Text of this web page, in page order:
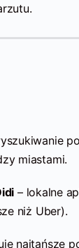
miastami.
– lokalne
niż Uber).
najtańsze